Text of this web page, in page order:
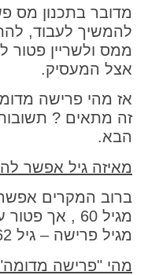
מדובר בתכנון מס
להמשיך לעבוד,
ממס ולשריין פטור
אצל המעסיק.
אז מהי פרישה
זה מתאים ?
הבא.
מאיזה גיל אפשר
ברוב המקרים
מגיל 60 ,
מגיל פרישה – גיל 62 לאישה וגיל 67 לגבר.
מהי "פרישה